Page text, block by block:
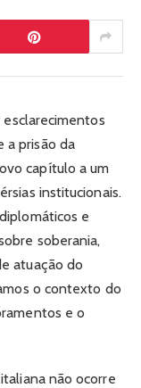
esclarecimentos
a prisão da
capítulo a um
institucionais.
e
soberania,
atuação do
o contexto do
e o
não ocorre